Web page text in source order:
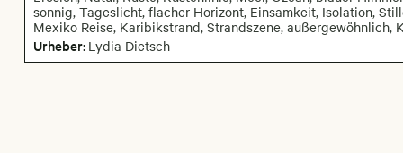
sonnig, Tageslicht, flacher Horizont, Einsamkeit, Isolation,
Mexiko Reise, Karibikstrand, Strandszene, außergewöhnlich,
Urheber: Lydia Dietsch